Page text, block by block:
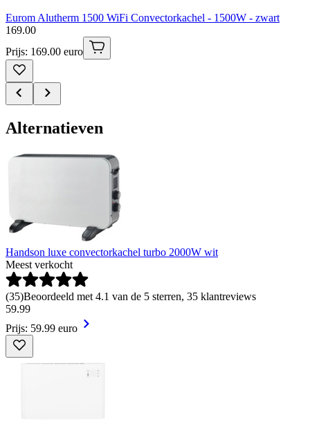
Eurom Alutherm 1500 WiFi Convectorkachel - 1500W - zwart
169.00
Prijs: 169.00 euro
Alternatieven
Handson luxe convectorkachel turbo 2000W wit
Meest verkocht
(35)Beoordeeld met 4.1 van de 5 sterren, 35 klantreviews
59.99
Prijs: 59.99 euro